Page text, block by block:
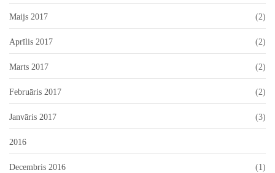
Maijs 2017 (2)
Aprīlis 2017 (2)
Marts 2017 (2)
Februāris 2017 (2)
Janvāris 2017 (3)
2016
Decembris 2016 (1)